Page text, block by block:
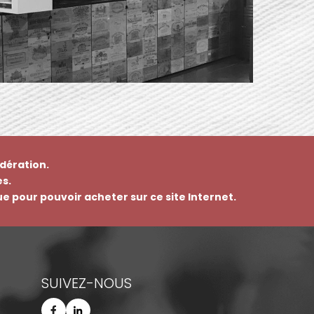
pour pouvoir acheter sur ce site Internet.
SUIVEZ-NOUS